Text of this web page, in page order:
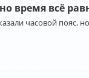
время всё
часовой пояс,